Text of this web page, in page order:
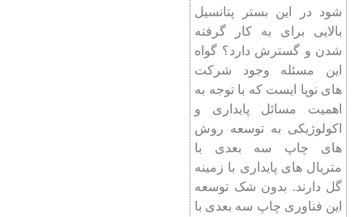
شود در این بستر پتانسیل
بالایی برای به کار گرفته
شدن و گسترش دارد؟ گواه
این مسئله وجود شرکت
های نوپا ایست که با توجه به
اهمیت مسائل پایداری و
اکولوژیکی به توسعه روش
های چاپ سه بعدی با
متریال های پایداری با زمینه
گل دارند. بدون شک توسعه
این فناوری چاپ سه بعدی با